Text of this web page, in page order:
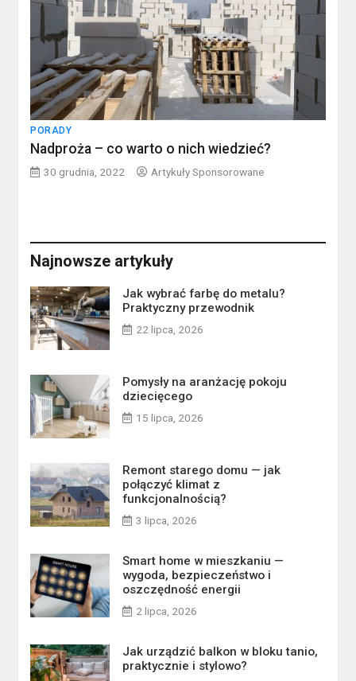
PORADY
Nadproża – co warto o nich wiedzieć?
30 grudnia, 2022 Artykuły Sponsorowane
Najnowsze artykuły
Jak wybrać farbę do metalu?
Praktyczny przewodnik
22 lipca, 2026
Pomysły na aranżację pokoju
dziecięcego
15 lipca, 2026
Remont starego domu — jak
połączyć klimat z
funkcjonalnością?
3 lipca, 2026
Smart home w mieszkaniu —
wygoda, bezpieczeństwo i
oszczędność energii
2 lipca, 2026
Jak urządzić balkon w bloku tanio,
praktycznie i stylowo?